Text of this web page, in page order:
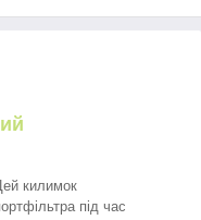
килимок
під час